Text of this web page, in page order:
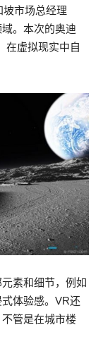
坡市场总经理
。本次的奥迪
在虚拟现实中自
素和细节，例如
体验感。VR还
管是在城市楼